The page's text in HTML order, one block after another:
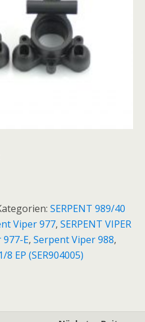
SERPENT 989/40
Viper 977, SERPENT VIPER
E, Serpent Viper 988,
EP (SER904005)